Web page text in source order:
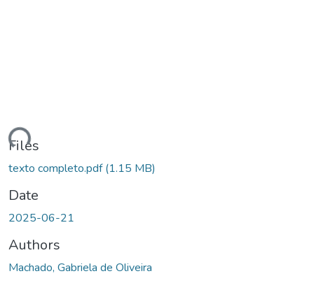
Files
texto completo.pdf(1.15 MB)
Date
2025-06-21
Authors
Machado, Gabriela de Oliveira